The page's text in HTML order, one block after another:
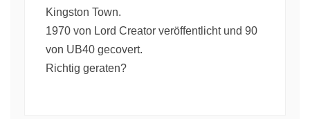
Kingston Town.
1970 von Lord Creator veröffentlicht und 90
von UB40 gecovert.
Richtig geraten?